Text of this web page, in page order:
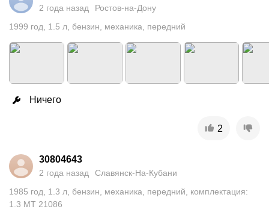
2 года назад
Ростов-на-Дону
1999 год 1.5 л бензин механика передний
Ничего
2
30804643
2 года назад
Славянск-На-Кубани
1985 год 1.3 л бензин механика передний
комплектация:
1.3 MT 21086